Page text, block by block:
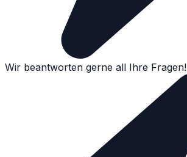
Wir beantworten gerne all Ihre Fragen!